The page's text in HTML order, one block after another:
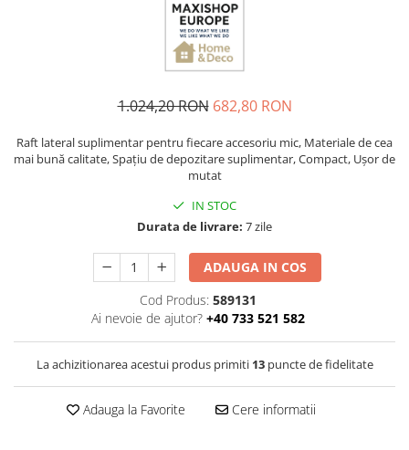
NOX
OMNI
QUADRIX COMPOZIT
SENSUAL
SIFOANE MONARCH
1.024,20 RON 682,80 RON
Raft lateral suplimentar pentru fiecare accesoriu mic, Materiale de cea
mai bună calitate, Spațiu de depozitare suplimentar, Compact, Ușor de
mutat
IN STOC
Durata de livrare: 7 zile
ADAUGA IN COS
Cod Produs: 589131
Ai nevoie de ajutor? +40 733 521 582
La achizitionarea acestui produs primiti 13puncte de fidelitate
Adauga la Favorite Cere informatii